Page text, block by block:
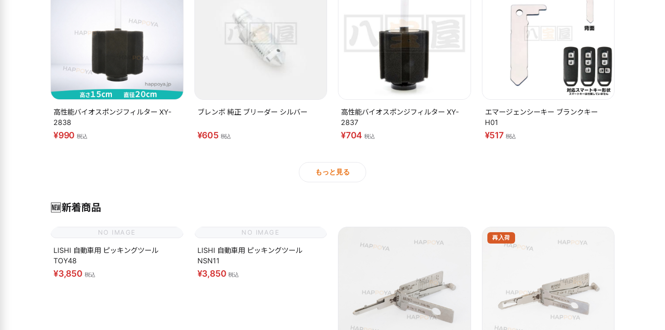
高性能バイオスポンジフィルター XY-
2838
¥990税込
ブレンボ 純正 ブリーダー シルバー
¥605 税込
高性能バイオスポンジフィルター XY-
2837
¥704税込
エマージェンシーキー ブランクキー
H01
¥517 税込
もっと見る
🆕新着商品
NO IMAGE
LISHI 自動車用 ピッキングツール
TOY48
¥3,850 税込
NO IMAGE
LISHI 自動車用 ピッキングツール
NSN11
¥3,850税込
再入荷